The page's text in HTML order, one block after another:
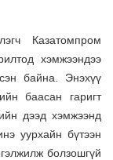
Казатомпром
хэмжээндээ
байна. Энэхүү
баасан гаригт
дээд хэмжээнд
уурхайн бүтээн
болзошгүй